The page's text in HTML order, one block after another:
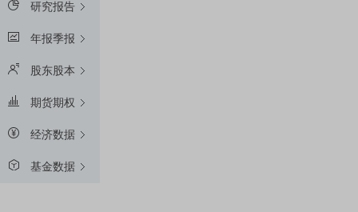
研究报告
年报季报
股东股本
期货期权
经济数据
基金数据